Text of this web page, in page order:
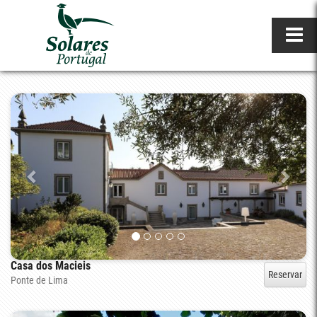
Casa dos Macieis
Ponte de Lima Reservar